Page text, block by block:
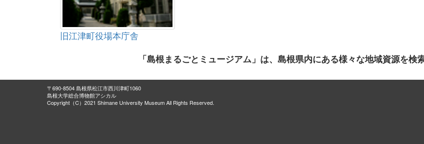
旧江津町役場本庁舎
「島根まるごとミュージアム」は、島根県内にある様々な地域資源を検
〒690-8504 島根県松江市西川津町1060
島根大学総合博物館アシカル
Copyright（C）2021 Shimane University Museum All Rights Reserved.